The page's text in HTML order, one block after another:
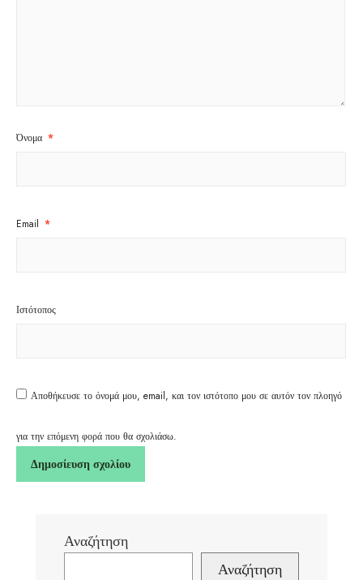
Όνομα *
Email *
Ιστότοπος
Αποθήκευσε το όνομά μου, email, και τον ιστότοπο μου σε αυτόν τον πλοηγό
για την επόμενη φορά που θα σχολιάσω.
Αναζήτηση
Αναζήτηση